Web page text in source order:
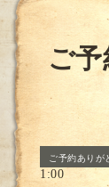
ご
ご予約ありが
1:00